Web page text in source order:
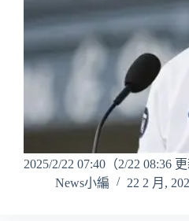
2025/2/22 07:40（2/22 08:36
News小編
22 2 月,